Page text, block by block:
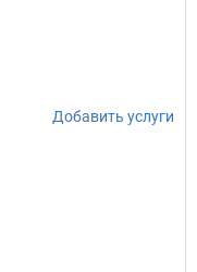
Добавить услуги